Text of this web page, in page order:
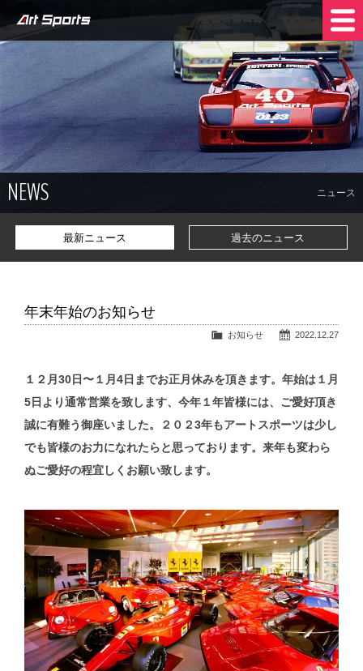
NEWS
STOCK CARS
SHOP INFO
COMPANY
NEWS ニュース
最新ニュース 過去のニュース
年末年始のお知らせ
2022.12.27
お知らせ
１２月30日〜１月4日までお正月休みを頂きます。年始は１月
5日より通常営業を致します、今年１年皆様には、ご愛好頂き
誠に有難う御座いました。２０２3年もアートスポーツは少し
でも皆様のお力になれたらと思っております。来年も変わら
ぬご愛好の程宜しくお願い致します。